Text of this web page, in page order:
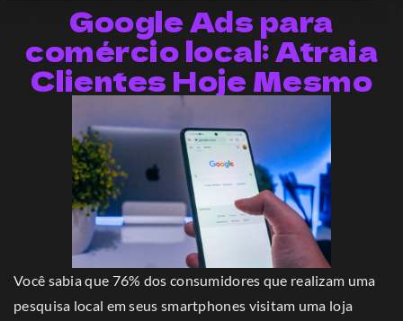
Google Ads para
comércio local: Atraia
Clientes Hoje Mesmo
Você sabia que 76% dos consumidores que realizam uma
pesquisa local em seus smartphones visitam uma loja